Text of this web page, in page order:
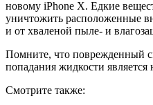
новому iPhone X. Едкие
уничтожить расположенные
и от хваленой пыле- и
Помните, что поврежденный
попадания жидкости
Смотрите также: